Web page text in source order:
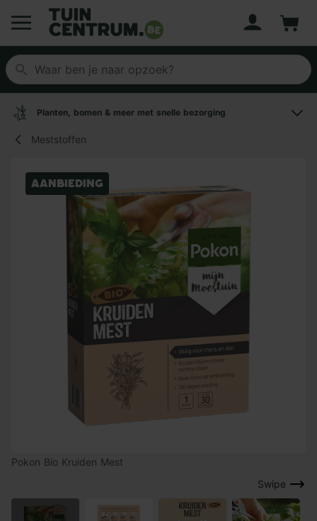
Logo Tuincentrum.be
Planten, bomen & meer met snelle bezorging
Meststoffen
Swipe
Aanbieding
Pokon Bio Kruiden Mest